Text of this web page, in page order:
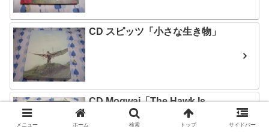
CD スピッツ「小さな生き物」
CD Mogwai「The Hawk Is
Howling」
メニュー ホーム 検索 トップ サイドバー